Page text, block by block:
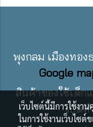
พุงกลม เมืองทอง
Google
สินค้าของใช้เด็
เปิดท
เว็บไซต์นี้มีการใช้งา
ในการใช้งานเว็บไซ